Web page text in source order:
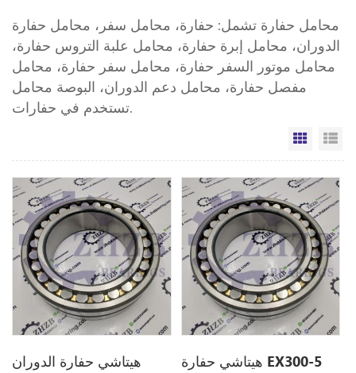
محامل حفارة تشمل: حفارة، محامل سفر، محامل حفارة
الدوران، محامل إبرة حفارة، محامل علبة التروس حفارة،
محامل موتور السفر حفارة، محامل سفر حفارة، محامل
مفصل حفارة، محامل دعم الدوران، البوصة محامل
تستخدم في حفارات.
هيتاشي حفارة الدوران
هيتاشي حفارة EX300-5